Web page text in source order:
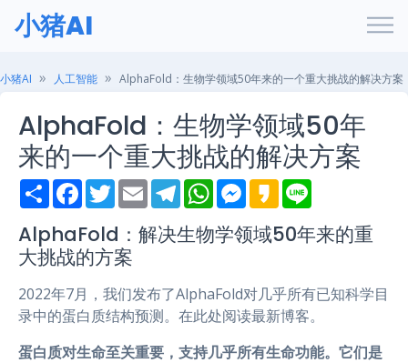
小猪AI
小猪AI 人工智能 AlphaFold：生物学领域50年来的一个重大挑战的解决方案
AlphaFold：生物学领域50年
来的一个重大挑战的解决方案
S
h
r
e
F
a
e
b
o
k
T
w
t
t
e
E
m
i
l
T
e
e
g
m
W
h
t
s
p
M
e
s
e
e
r
K
a
a
o
e
AlphaFold：解决生物学领域50年来的重
大挑战的方案
2022年7月，我们发布了AlphaFold对几乎所有已知科学目
录中的蛋白质结构预测。在此处阅读最新博客。
蛋白质对生命至关重要，支持几乎所有生命功能。它们是